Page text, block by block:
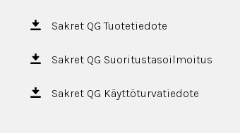
Sakret QG Tuotetiedote
Sakret QG Suoritustasoilmoitus
Sakret QG Käyttöturvatiedote